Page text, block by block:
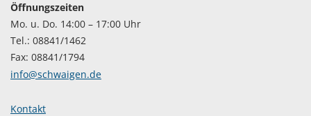
Öffnungszeiten
Mo. u. Do. 14:00 – 17:00 Uhr
Tel.: 08841/1462
Fax: 08841/1794
info@schwaigen.de
Kontakt